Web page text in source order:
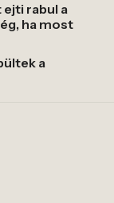
rabul a
ha most
a